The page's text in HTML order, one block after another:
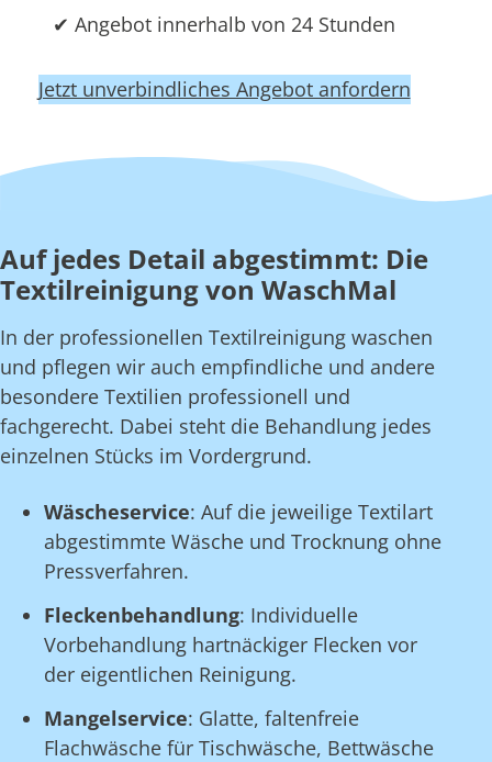
✔ Angebot innerhalb von 24 Stunden
Jetzt unverbindliches Angebot anfordern
Auf jedes Detail abgestimmt: Die
Textilreinigung von WaschMal
In der professionellen Textilreinigung waschen
und pflegen wir auch empfindliche und andere
besondere Textilien professionell und
fachgerecht. Dabei steht die Behandlung jedes
einzelnen Stücks im Vordergrund.
Wäscheservice: Auf die jeweilige Textilart
abgestimmte Wäsche und Trocknung ohne
Pressverfahren.
Fleckenbehandlung: Individuelle
Vorbehandlung hartnäckiger Flecken vor
der eigentlichen Reinigung.
Mangelservice: Glatte, faltenfreie
Flachwäsche für Tischwäsche, Bettwäsche